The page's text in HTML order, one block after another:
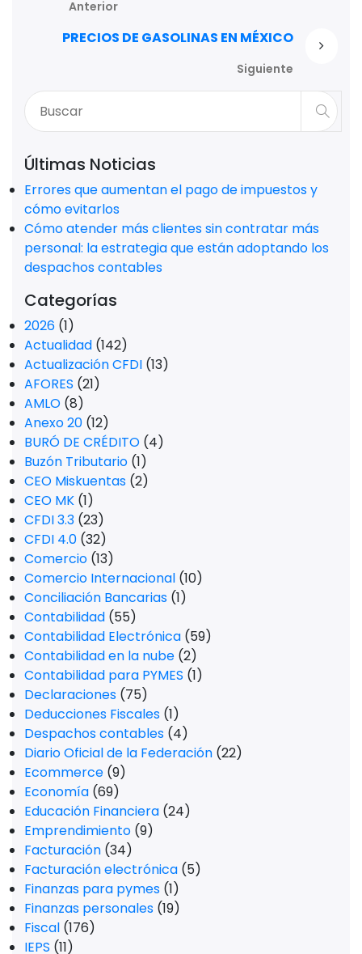
Anterior
PRECIOS DE GASOLINAS EN MÉXICO
Siguiente
Últimas Noticias
Errores que aumentan el pago de impuestos y
cómo evitarlos
Cómo atender más clientes sin contratar más
personal: la estrategia que están adoptando los
despachos contables
Categorías
2026 (1)
Actualidad (142)
Actualización CFDI (13)
AFORES (21)
AMLO (8)
Anexo 20 (12)
BURÓ DE CRÉDITO (4)
Buzón Tributario (1)
CEO Miskuentas (2)
CEO MK (1)
CFDI 3.3 (23)
CFDI 4.0 (32)
Comercio (13)
Comercio Internacional (10)
Conciliación Bancarias (1)
Contabilidad (55)
Contabilidad Electrónica (59)
Contabilidad en la nube (2)
Contabilidad para PYMES (1)
Declaraciones (75)
Deducciones Fiscales (1)
Despachos contables (4)
Diario Oficial de la Federación (22)
Ecommerce (9)
Economía (69)
Educación Financiera (24)
Emprendimiento (9)
Facturación (34)
Facturación electrónica (5)
Finanzas para pymes (1)
Finanzas personales (19)
Fiscal (176)
IEPS (11)